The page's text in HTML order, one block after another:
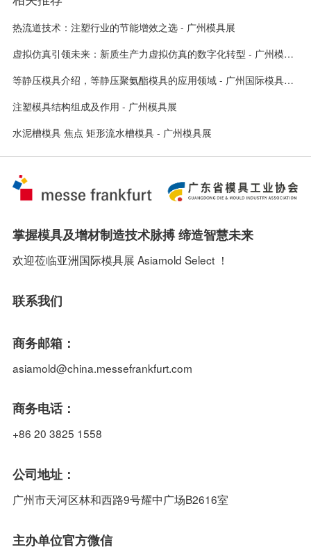
热流道技术：注塑行业的节能增效之选 - 广州模具展
虚拟仿真引领未来：新质生产力虚拟仿真的数字化转型 - 广州模具展
等静压模具介绍，等静压聚氨酯模具的应用领域 - 广州国际模具展览会
注塑模具结构组成及作用 - 广州模具展
水泥槽模具 焦点 矩形流水槽模具 - 广州模具展
掌握模具及增材制造技术脉搏 缔造智慧未来
欢迎莅临亚洲国际模具展 Asiamold Select ！
联系我们
商务邮箱：
asiamold@china.messefrankfurt.com
商务电话：
+86 20 3825 1558
公司地址：
广州市天河区林和西路9号耀中广场B2616室
主办单位官方微信